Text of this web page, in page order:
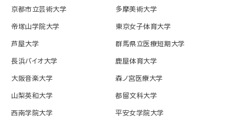
京都市立芸術大学 多摩美術大学
帝塚山学院大学 東京女子体育大学
芦屋大学 群馬県立医療短期大学
長浜バイオ大学 鹿屋体育大学
大阪音楽大学 森ノ宮医療大学
山梨英和大学 都留文科大学
西南学院大学 平安女学院大学